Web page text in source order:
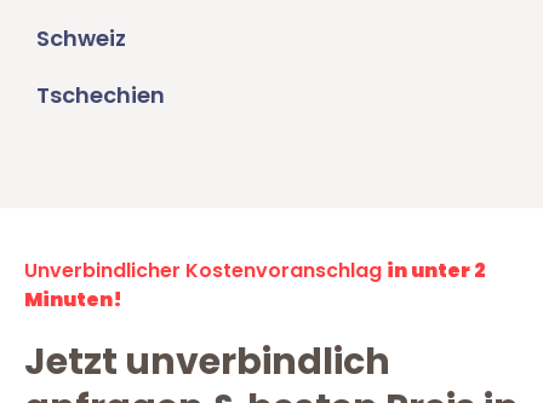
Schweiz
Tschechien
Unverbindlicher Kostenvoranschlag in unter 2
Minuten!
Jetzt unverbindlich